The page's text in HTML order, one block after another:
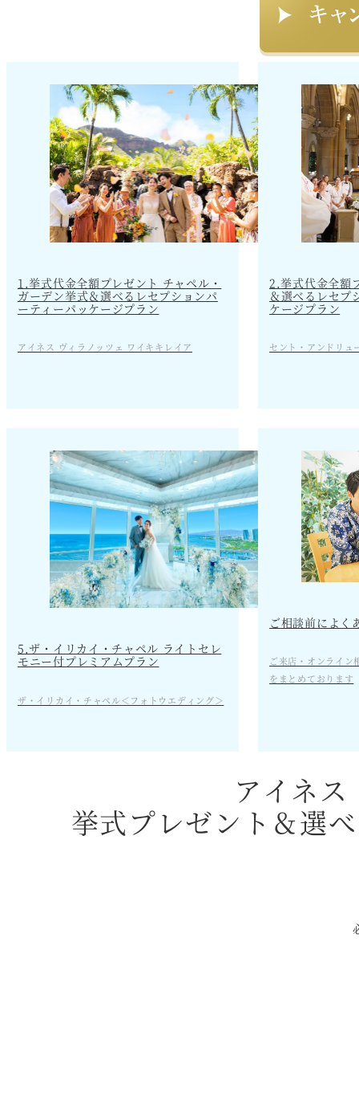
1.挙式代金全額プレゼント チャペル・
ガーデン挙式＆選べるレセプションパ
ーティーパッケージプラン
アイネス ヴィラノッツェ ワイキキレイア
2.挙式代金全額
＆選べるレセプ
ケージプラン
セント・アンドリュ
5.ザ・イリカイ・チャペル ライトセレ
モニー付プレミアムプラン
ザ・イリカイ・チャペル＜フォトウエディング＞
ご相談前によく
ご来店・オンライン
をまとめております
アイネ
挙式プレゼント＆選